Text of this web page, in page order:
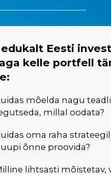
Eesti
kelle portfell
mõelda nagu
millal oodata?
oma raha
õnne proovida?
lihtsasti mõistetav,